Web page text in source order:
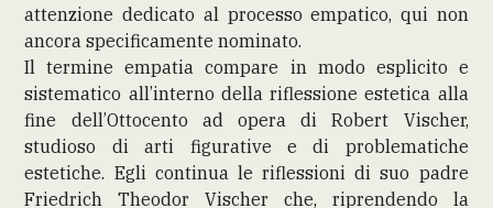
attenzione dedicato al processo empatico, qui non
ancora specificamente nominato.
Il termine empatia compare in modo esplicito e
sistematico all’interno della riflessione estetica alla
fine dell’Ottocento ad opera di Robert Vischer,
studioso di arti figurative e di problematiche
estetiche. Egli continua le riflessioni di suo padre
Friedrich Theodor Vischer che, riprendendo la